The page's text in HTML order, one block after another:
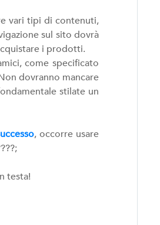
vari tipi di contenuti,
sul sito dovrà
i prodotti.
come specificato
dovranno mancare
stilate un
, occorre usare
testa!
APP IOS / ANDROID
Realizziamo Applicazioni
Design e Funzionalità
Proponiamo Soluzioni
Realizziamo E-